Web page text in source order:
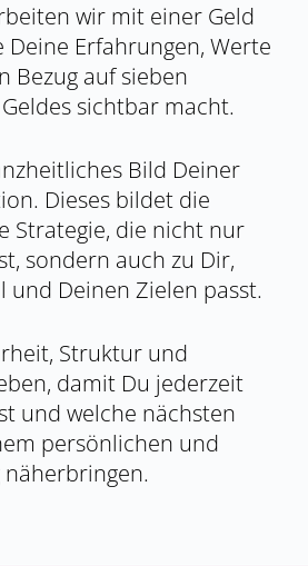
wir mit einer Geld
Deine Erfahrungen, Werte
Bezug auf sieben
sichtbar macht.
Bild Deiner
Dieses bildet die
Strategie, die nicht nur
sondern auch zu Dir,
und Deinen Zielen passt.
Struktur und
damit Du jederzeit
und welche nächsten
persönlichen und